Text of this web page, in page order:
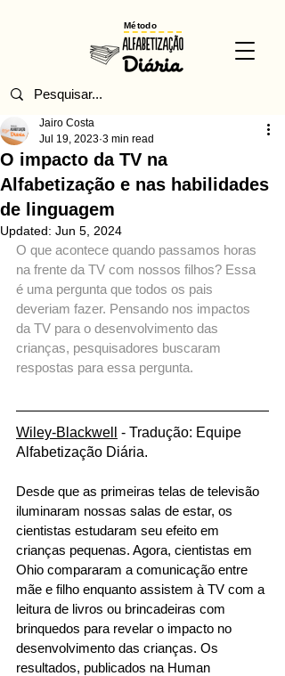
Método
O impacto da TV na
Alfabetização e nas habilidades
de linguagem
Jairo Costa
Jul 19, 2023 3 min read
Updated: Jun 5, 2024
O que acontece quando passamos horas
na frente da TV com nossos filhos? Essa
é uma pergunta que todos os pais
deveriam fazer. Pensando nos impactos
da TV para o desenvolvimento das
crianças, pesquisadores buscaram
respostas para essa pergunta.
Wiley-Blackwell
- Tradução: Equipe
Alfabetização Diária.
Desde que as primeiras telas de televisão
iluminaram nossas salas de estar, os
cientistas estudaram seu efeito em
crianças pequenas. Agora, cientistas em
Ohio compararam a comunicação entre
mãe e filho enquanto assistem à TV com a
leitura de livros ou brincadeiras com
brinquedos para revelar o impacto no
desenvolvimento das crianças. Os
resultados, publicados na Human